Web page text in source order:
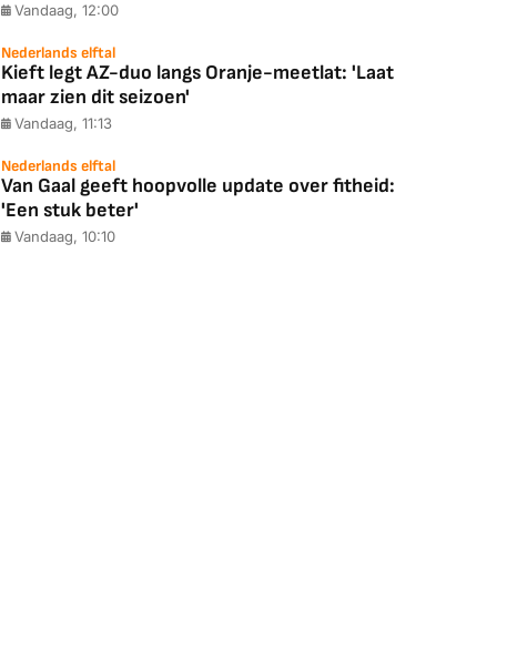
Vandaag, 12:00
Nederlands elftal
Kieft legt AZ-duo langs Oranje-meetlat: 'Laat
maar zien dit seizoen'
Vandaag, 11:13
Nederlands elftal
Van Gaal geeft hoopvolle update over fitheid:
'Een stuk beter'
Vandaag, 10:10